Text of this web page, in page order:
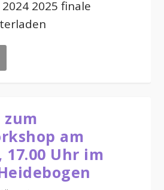
2025 finale
am
17.00 Uhr im